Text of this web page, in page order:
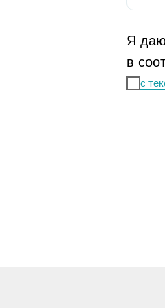
Я даю
в
с